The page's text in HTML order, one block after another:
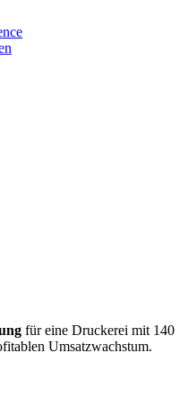
für eine Druckerei mit 140
Umsatzwachstum.